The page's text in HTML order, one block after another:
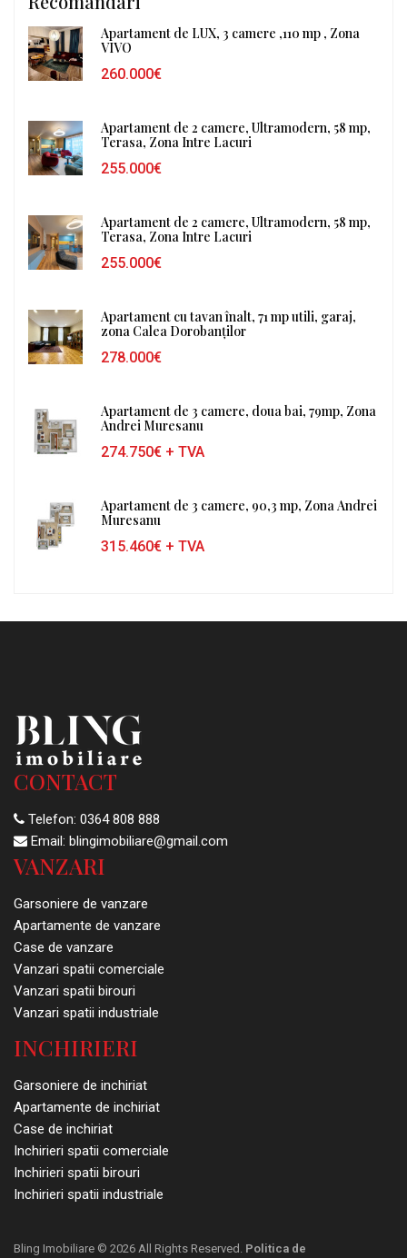
Apartament de LUX, 3 camere ,110 mp , Zona
VIVO
260.000€
Apartament de 2 camere, Ultramodern, 58 mp,
Terasa, Zona Intre Lacuri
255.000€
Apartament de 2 camere, Ultramodern, 58 mp,
Terasa, Zona Intre Lacuri
255.000€
Apartament cu tavan înalt, 71 mp utili, garaj,
zona Calea Dorobanților
278.000€
Apartament de 3 camere, doua bai, 79mp, Zona
Andrei Muresanu
274.750€ + TVA
Apartament de 3 camere, 90,3 mp, Zona Andrei
Muresanu
315.460€ + TVA
CONTACT
Telefon: 0364 808 888
Email: blingimobiliare@gmail.com
VANZARI
Garsoniere de vanzare
Apartamente de vanzare
Case de vanzare
Vanzari spatii comerciale
Vanzari spatii birouri
Vanzari spatii industriale
INCHIRIERI
Garsoniere de inchiriat
Apartamente de inchiriat
Case de inchiriat
Inchirieri spatii comerciale
Inchirieri spatii birouri
Inchirieri spatii industriale
Bling Imobiliare © 2026 All Rights Reserved. Politica de